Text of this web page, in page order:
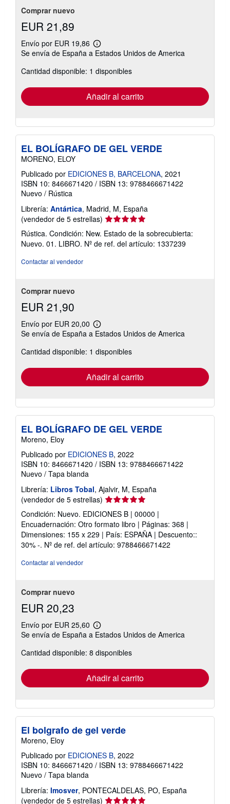
Comprar nuevo
EUR 21,89
Envío por EUR 19,86
Más
información
las
tarifas
envío
Se envía de España a Estados Unidos de America
Cantidad disponible: 1 disponibles
Añadir al carrito
EL BOLÍGRAFO DE GEL VERDE
MORENO, ELOY
Publicado por EDICIONES B, BARCELONA, 2021
ISBN 10: 8466671420 / ISBN 13: 9788466671422
Nuevo / Rústica
Librería: Antártica, Madrid, M, España
(vendedor de 5 estrellas) Calificación
del
vendedor:
5
Rústica. Condición: New. Estado de la sobrecubierta:
Nuevo. 01. LIBRO. Nº de ref. del artículo: 1337239
Contactar al vendedor
Comprar nuevo
EUR 21,90
Envío por EUR 20,00
Más
información
las
tarifas
envío
Se envía de España a Estados Unidos de America
Cantidad disponible: 1 disponibles
Añadir al carrito
EL BOLÍGRAFO DE GEL VERDE
Moreno, Eloy
Publicado por EDICIONES B, 2022
ISBN 10: 8466671420 / ISBN 13: 9788466671422
Nuevo / Tapa blanda
Librería: Libros Tobal, Ajalvir, M, España
(vendedor de 5 estrellas) Calificación
del
vendedor:
5
de
5
Condición: Nuevo. EDICIONES B | 00000 |
Encuadernación: Otro formato libro | Páginas: 368 |
Dimensiones: 155 x 229 | País: ESPAÑA | Descuento::
30% -. Nº de ref. del artículo: 9788466671422
Contactar al vendedor
Comprar nuevo
EUR 20,23
Envío por EUR 25,60
Más
información
las
tarifas
envío
Se envía de España a Estados Unidos de America
Cantidad disponible: 8 disponibles
Añadir al carrito
El bolgrafo de gel verde
Moreno, Eloy
Publicado por EDICIONES B, 2022
ISBN 10: 8466671420 / ISBN 13: 9788466671422
Nuevo / Tapa blanda
Librería: Imosver, PONTECALDELAS, PO, España
(vendedor de 5 estrellas) Calificación